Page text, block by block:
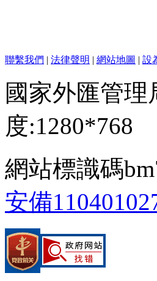
聯繫我們 | 法律聲明 | 網站地圖 | 設
國家外匯管
度:1280*768
網站標識碼
安備